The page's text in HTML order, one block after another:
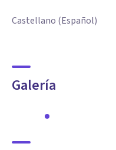
Castellano (Español)
Galería